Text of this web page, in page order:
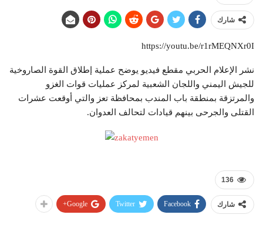
شارك
https://youtu.be/r1rMEQNXr0I
نشر الإعلام الحربي مقطع فيديو يوضح عملية إطلاق القوة الصاروخية
للجيش اليمني واللجان الشعبية لمركز عمليات قوات الغزو
والمرتزقة بمنطقة باب المندب بمحافظة تعز والتي أوقعت عشرات
القتلى والجرحى بينهم قيادات لتحالف العدوان.
136
شارك Facebook
Twitter
Google+